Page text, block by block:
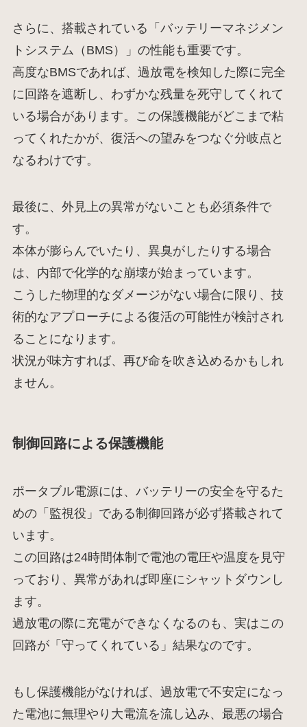
さらに、搭載されている「バッテリーマネジメン
トシステム（BMS）」の性能も重要です。
高度なBMSであれば、過放電を検知した際に完全
に回路を遮断し、わずかな残量を死守してくれて
いる場合があります。この保護機能がどこまで粘
ってくれたかが、復活への望みをつなぐ分岐点と
なるわけです。
最後に、外見上の異常がないことも必須条件で
す。
本体が膨らんでいたり、異臭がしたりする場合
は、内部で化学的な崩壊が始まっています。
こうした物理的なダメージがない場合に限り、技
術的なアプローチによる復活の可能性が検討され
ることになります。
状況が味方すれば、再び命を吹き込めるかもしれ
ません。
制御回路による保護機能
ポータブル電源には、バッテリーの安全を守るた
めの「監視役」である制御回路が必ず搭載されて
います。
この回路は24時間体制で電池の電圧や温度を見守
っており、異常があれば即座にシャットダウンし
ます。
過放電の際に充電ができなくなるのも、実はこの
回路が「守ってくれている」結果なのです。
もし保護機能がなければ、過放電で不安定になっ
た電池に無理やり大電流を流し込み、最悪の場合